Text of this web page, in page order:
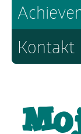
Kontakt